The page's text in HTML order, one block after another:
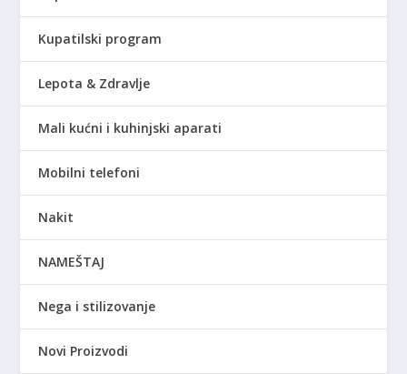
Kupatilski program
Lepota & Zdravlje
Mali kućni i kuhinjski aparati
Mobilni telefoni
Nakit
NAMEŠTAJ
Nega i stilizovanje
Novi Proizvodi